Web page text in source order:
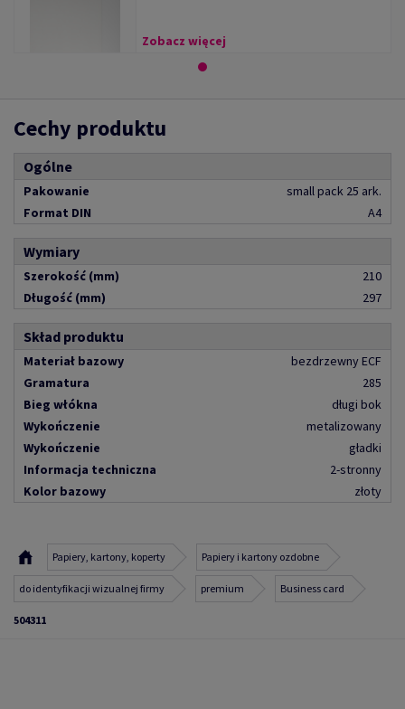
Zobacz więcej
Cechy produktu
Ogólne
Pakowanie
small pack 25 ark.
Format DIN
A4
Wymiary
Szerokość (mm)
210
Długość (mm)
297
Skład produktu
Materiał bazowy
bezdrzewny ECF
Gramatura
285
Bieg włókna
długi bok
Wykończenie
metalizowany
Wykończenie
gładki
Informacja techniczna
2-stronny
Kolor bazowy
złoty
Papiery, kartony, koperty Papiery i kartony ozdobne
do identyfikacji wizualnej firmy premium Business card
504311